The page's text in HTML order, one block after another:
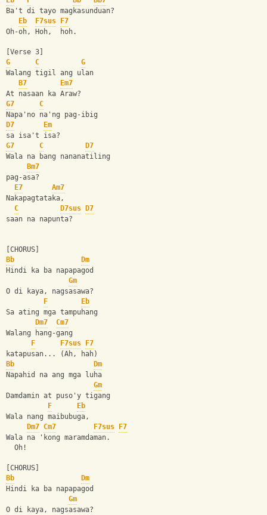
Ba't di tayo magkasunduan?
Eb
F7sus
F7
Oh-oh, Hoh,  hoh.
[Verse 3]
G
C
G
Walang tigil ang ulan
B7
Em7
At nasaan ka Araw?
G7
C
Napa'no na'ng pag-ibig
D7
Em
sa isa't isa?
G7
C
D7
Wala na bang nananatiling
Bm7
pag-asa?
E7
Am7
Nakapagtataka,
C
D7sus
D7
saan na napunta?
[CHORUS]
Bb
Dm
Hindi ka ba napapagod
Gm
O di kaya, nagsasawa?
F
Eb
Sa ating mga tampuhang
Dm7
Cm7
Walang hang-gang
F
F7sus
F7
katapusan... (Ah, hah)
Bb
Dm
Napahid na ang mga luha
Gm
Damdamin at puso'y tigang
F
Eb
Wala nang maibubuga,
Dm7 Cm7 F7sus
F7
Wala na 'kong maramdaman.
  Oh!
[CHORUS]
Bb
Dm
Hindi ka ba napapagod
Gm
O di kaya, nagsasawa?